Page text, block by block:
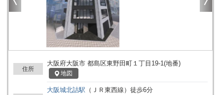
住所
大阪府大阪市 都島区東野田町１丁目19-1(地番)
地図
大阪城北詰駅 （ ＪＲ東西線 ） 徒歩6分